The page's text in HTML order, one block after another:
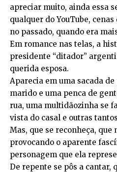
apreciar muito, ainda essa
qualquer do YouTube,
no passado, quando era
Em romance nas telas, a
presidente “ditador”
querida esposa.
Aparecia em uma sacada
marido e uma penca de
rua, uma multidãozinha se
vista do casal e outras
Mas, que se reconheça, que
provocando o aparente
personagem que ela
De repente se pôs a cantar,